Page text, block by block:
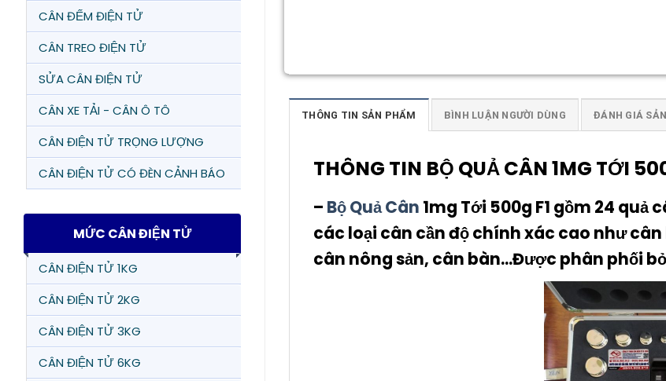
CÂN ĐẾM ĐIỆN TỬ
CÂN TREO ĐIỆN TỬ
SỬA CÂN ĐIỆN TỬ
CÂN XE TẢI - CÂN Ô TÔ
CÂN ĐIỆN TỬ TRỌNG LƯỢNG
CÂN ĐIỆN TỬ CÓ ĐÈN CẢNH BÁO
MỨC CÂN ĐIỆN TỬ
CÂN ĐIỆN TỬ 1KG
CÂN ĐIỆN TỬ 2KG
CÂN ĐIỆN TỬ 3KG
CÂN ĐIỆN TỬ 6KG
THÔNG TIN SẢN PHẨM BÌNH LUẬN NGƯỜI DÙNG ĐÁNH GIÁ
THÔNG TIN BỘ QUẢ CÂN 1MG TỚI
– Bộ Quả Cân 1mg Tới 500g F1 gồm 24
các loại cân cần độ chính xác cao như
cân nông sản, cân bàn...Được phân phối